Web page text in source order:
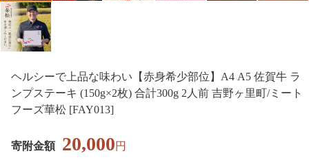
ヘルシーで上品な味わい【赤身希少部位】A4 A5 佐賀牛 ラ
ンプステーキ (150g×2枚) 合計300g 2人前 吉野ヶ里町/ミート
フーズ華松 [FAY013]
寄附金額 20,000円